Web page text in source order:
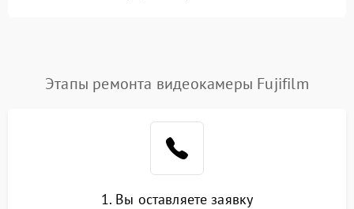
Этапы ремонта видеокамеры Fujifilm
1. Вы оставляете заявку